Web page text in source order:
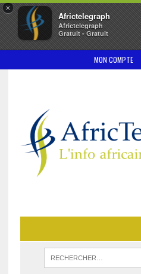
×
Africtelegraph
Africtelegraph
Gratuit - Gratuit
MON COMPTE